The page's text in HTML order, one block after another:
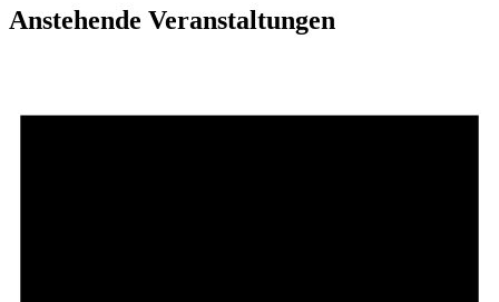
Anstehende Veranstaltungen